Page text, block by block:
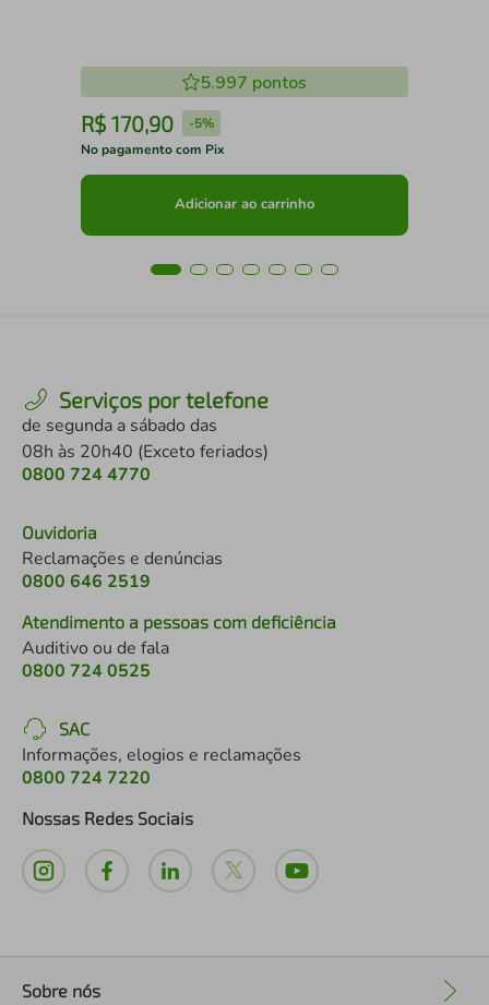
5.997 pontos
R$ 170,90 -5%
No pagamento com Pix
Adicionar ao carrinho
Serviços por telefone
de segunda a sábado das
08h às 20h40 (Exceto feriados)
0800 724 4770
Ouvidoria
Reclamações e denúncias
0800 646 2519
Atendimento a pessoas com deficiência
Auditivo ou de fala
0800 724 0525
SAC
Informações, elogios e reclamações
0800 724 7220
Nossas Redes Sociais
Sobre nós